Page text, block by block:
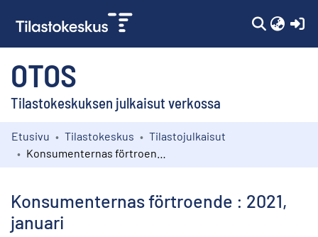
OTOS
Tilastokeskuksen julkaisut verkossa
Kokoelmat
Etusivu Tilastokeskus
Tilastojulkaisut
Konsumenternas förtroende : 2021,
januari